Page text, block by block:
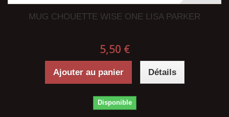
MUG CHOUETTE WISE ONE LISA PARKER
5,50 €
Ajouter au panier Détails
Disponible